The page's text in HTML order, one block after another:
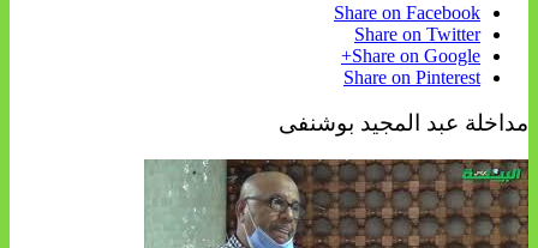
Share on Facebook
Share on Twitter
Share on Google+
Share on Pinterest
مداخلة عبد المجيد بوشنفى